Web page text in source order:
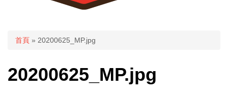
您在這裡
首頁 » 20200625_MP.jpg
20200625_MP.jpg